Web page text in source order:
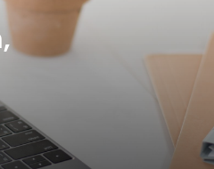
Datahost İle Güvenilir
Hizmetleri
Koyu Renkli Sert Bir
Bulmaca Cevabı –
Renkli Sert Bir Ağaç Türü